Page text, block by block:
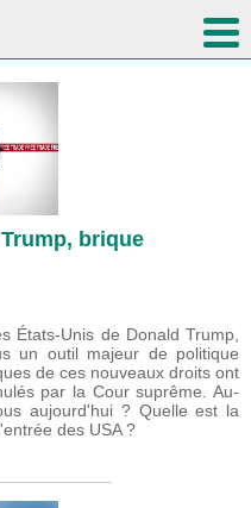
brique
États-Unis de Donald Trump,
un outil majeur de politique
de ces nouveaux droits ont
par la Cour suprême. Au-
aujourd'hui ? Quelle est la
des USA ?